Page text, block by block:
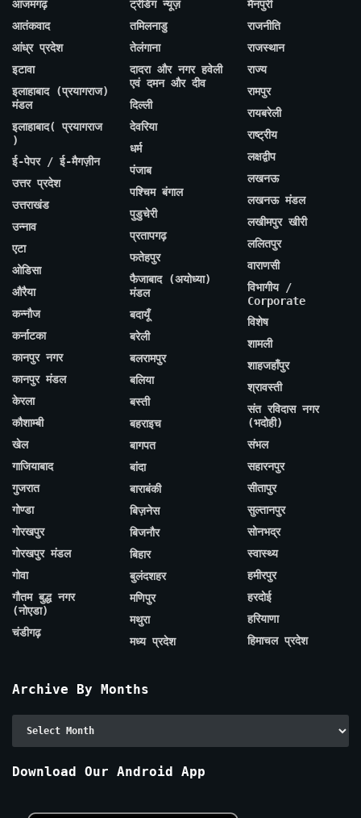
आजमगढ़
आतंकवाद
आंध्र प्रदेश
इटावा
इलाहाबाद (प्रयागराज)
मंडल
इलाहाबाद( प्रयागराज
)
ई-पेपर / ई-मैगज़ीन
उत्तर प्रदेश
उत्तराखंड
उन्नाव
एटा
ओडिसा
औरैया
कन्नौज
कर्नाटका
कानपुर नगर
कानपुर मंडल
केरला
कौशाम्बी
खेल
गाजियाबाद
गुजरात
गोण्डा
गोरखपुर
गोरखपुर मंडल
गोवा
गौतम बुद्ध नगर
(नोएडा)
चंडीगढ़
ट्रेंडिंग न्यूज़
तमिलनाडु
तेलंगाना
दादरा और नगर हवेली
एवं दमन और दीव
दिल्ली
देवरिया
धर्म
पंजाब
पश्चिम बंगाल
पुडुचेरी
प्रतापगढ़
फतेहपुर
फैजाबाद (अयोध्या)
मंडल
बदायूँ
बरेली
बलरामपुर
बलिया
बस्ती
बहराइच
बागपत
बांदा
बाराबंकी
बिज़नेस
बिजनौर
बिहार
बुलंदशहर
मणिपुर
मथुरा
मध्य प्रदेश
मैनपुरी
राजनीति
राजस्थान
राज्य
रामपुर
रायबरेली
राष्ट्रीय
लक्षद्वीप
लखनऊ
लखनऊ मंडल
लखीमपुर खीरी
ललितपुर
वाराणसी
विभागीय /
Corporate
विशेष
शामली
शाहजहाँपुर
श्रावस्ती
संत रविदास नगर
(भदोही)
संभल
सहारनपुर
सीतापुर
सुल्तानपुर
सोनभद्र
स्वास्थ्य
हमीरपुर
हरदोई
हरियाणा
हिमाचल प्रदेश
Archive By Months
Download Our Android App